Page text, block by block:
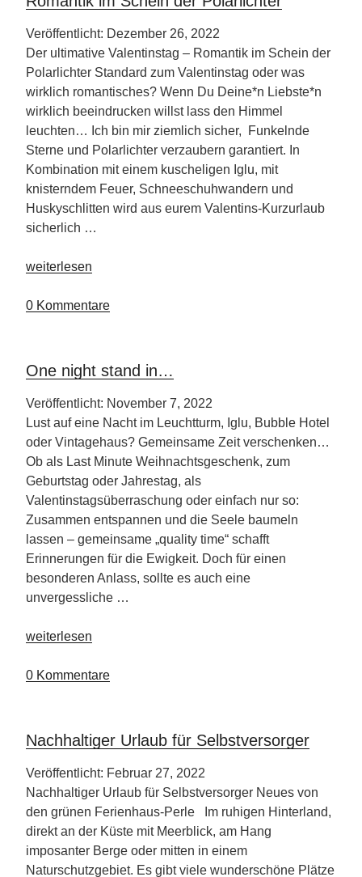
Veröffentlicht: Dezember 26, 2022
Der ultimative Valentinstag – Romantik im Schein der
Polarlichter Standard zum Valentinstag oder was
wirklich romantisches? Wenn Du Deine*n Liebste*n
wirklich beeindrucken willst lass den Himmel
leuchten… Ich bin mir ziemlich sicher, Funkelnde
Sterne und Polarlichter verzaubern garantiert. In
Kombination mit einem kuscheligen Iglu, mit
knisterndem Feuer, Schneeschuhwandern und
Huskyschlitten wird aus eurem Valentins-Kurzurlaub
sicherlich …
„Romantik
Schein
weiterlesen
0 Kommentare
One night stand in…
Veröffentlicht: November 7, 2022
Lust auf eine Nacht im Leuchtturm, Iglu, Bubble Hotel
oder Vintagehaus? Gemeinsame Zeit verschenken…
Ob als Last Minute Weihnachtsgeschenk, zum
Geburtstag oder Jahrestag, als
Valentinstagsüberraschung oder einfach nur so:
Zusammen entspannen und die Seele baumeln
lassen – gemeinsame „quality time“ schafft
Erinnerungen für die Ewigkeit. Doch für einen
besonderen Anlass, sollte es auch eine
unvergessliche …
„One
stand
weiterlesen
0 Kommentare
Nachhaltiger Urlaub für Selbstversorger
Veröffentlicht: Februar 27, 2022
Nachhaltiger Urlaub für Selbstversorger Neues von
den grünen Ferienhaus-Perle Im ruhigen Hinterland,
direkt an der Küste mit Meerblick, am Hang
imposanter Berge oder mitten in einem
Naturschutzgebiet. Es gibt viele wunderschöne Plätze